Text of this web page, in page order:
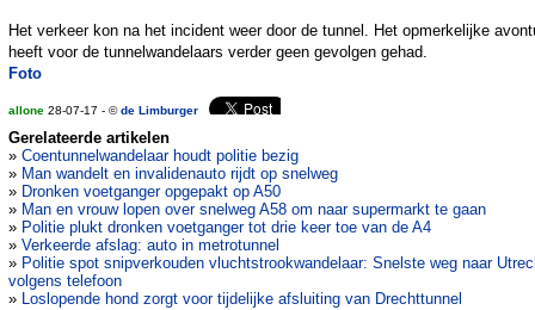
Het verkeer kon na het incident weer door de tunnel. Het opmerkelijke
heeft voor de tunnelwandelaars verder geen gevolgen gehad.
Foto
allone 28-07-17 - ©de Limburger
Gerelateerde artikelen
» Coentunnelwandelaar houdt politie bezig
» Man wandelt en invalidenauto rijdt op snelweg
» Dronken voetganger opgepakt op A50
» Man en vrouw lopen over snelweg A58 om naar supermarkt te gaan
» Politie plukt dronken voetganger tot drie keer toe van de A4
» Verkeerde afslag: auto in metrotunnel
» Politie spot snipverkouden vluchtstrookwandelaar: Snelste weg naar
volgens telefoon
» Loslopende hond zorgt voor tijdelijke afsluiting van Drechttunnel